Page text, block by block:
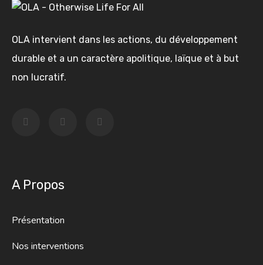
OLA intervient dans les actions, du développement
durable et a un caractère apolitique, laïque et à but
non lucratif.
A Propos
Présentation
Nos interventions